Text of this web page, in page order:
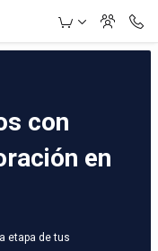
con
en
etapa de tus